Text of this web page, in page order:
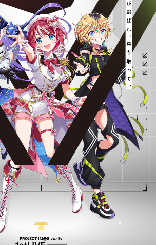
お気に入り
ル メモ
変更 バンダイナムコID Link設定